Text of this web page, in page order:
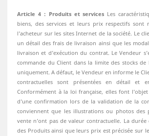
Article 4 : Produits et services Les
biens, des services et leurs prix respectifs sont
l’acheteur sur les sites Internet de la société. Le
un détail des frais de livraison ainsi que les
livraison et d’exécution du contrat. Le Vendeur
commande du Client dans la limite des stocks de
uniquement. A défaut, le Vendeur en informe le
contractuelles sont présentées en détail et
Conformément à la loi française, elles font
d’une confirmation lors de la validation de la
conviennent que les illustrations ou photos
vente n’ont pas de valeur contractuelle. La
des Produits ainsi que leurs prix est précisée sur